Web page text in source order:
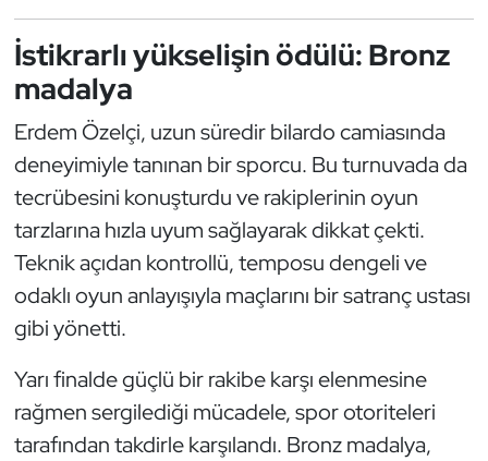
İstikrarlı yükselişin ödülü: Bronz
madalya
Erdem Özelçi, uzun süredir bilardo camiasında
deneyimiyle tanınan bir sporcu. Bu turnuvada da
tecrübesini konuşturdu ve rakiplerinin oyun
tarzlarına hızla uyum sağlayarak dikkat çekti.
Teknik açıdan kontrollü, temposu dengeli ve
odaklı oyun anlayışıyla maçlarını bir satranç ustası
gibi yönetti.
Yarı finalde güçlü bir rakibe karşı elenmesine
rağmen sergilediği mücadele, spor otoriteleri
tarafından takdirle karşılandı. Bronz madalya,
Kano ve Rafting
Karate
Kayak
Kempo
Kick Boks
Kürek
Masa Tenisi